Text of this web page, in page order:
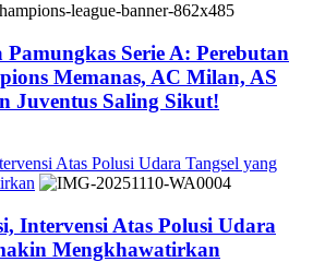
Serie A: Perebutan
Memanas, AC Milan, AS
Juventus Saling Sikut!
Atas Polusi Udara Tangsel yang
Intervensi Atas Polusi Udara
Mengkhawatirkan